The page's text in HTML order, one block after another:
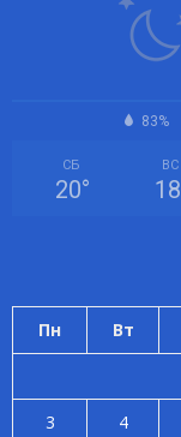
83%
СБ
20°
ВС
18
Пн Вт
3
4